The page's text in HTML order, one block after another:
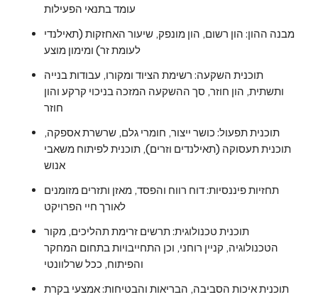
עומד בתנאי הפעילות
מבנה ההון: הון רשום, הון מונפק, שיעור האחזקות (תאילנדי
לעומת זר) ומימון מוצע
תוכנית השקעה: רשימת הציוד ומקורו, עבודות בנייה
ותשתית, הון חוזר, סך ההשקעה המזכה בניכוי קרקע והון
חוזר
תוכנית תפעול: כושר ייצור, חומרי גלם, שרשרת אספקה,
תוכנית תעסוקה (תאילנדים וזרים), תוכנית לפיתוח משאבי
אנוש
תחזיות פיננסיות: דוח רווח והפסד, מאזן ותזרים מזומנים
לאורך חיי הפרויקט
תוכנית טכנולוגית: תרשים זרימת תהליכים, מקור
הטכנולוגיה, קניין רוחני, וכן התחייבויות בתחום המחקר
והפיתוח, ככל שרלוונטי
תוכנית איכות הסביבה, הבריאות והבטיחות: אמצעי בקרת